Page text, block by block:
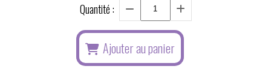
Quantité :
Ajouter au panier